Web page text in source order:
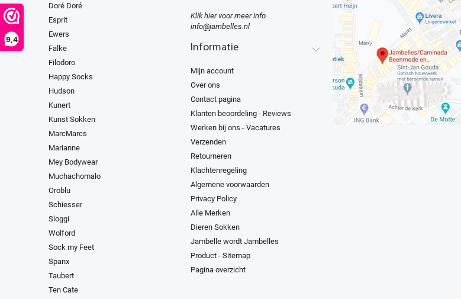
9,4
Doré Doré
Esprit
Ewers
Falke
Filodoro
Happy Socks
Hudson
Kunert
Kunst Sokken
MarcMarcs
Marianne
Mey Bodywear
Muchachomalo
Oroblu
Schiesser
Sloggi
Wolford
Sock my Feet
Spanx
Taubert
Ten Cate
Klik hier voor meer info
info@jambelles.nl
Informatie
Mijn account
Over ons
Contact pagina
Klanten beoordeling - Reviews
Werken bij ons - Vacatures
Verzenden
Retourneren
Klachtenregeling
Algemene voorwaarden
Privacy Policy
Alle Merken
Dieren Sokken
Jambelle wordt Jambelles
Product - Sitemap
Pagina overzicht